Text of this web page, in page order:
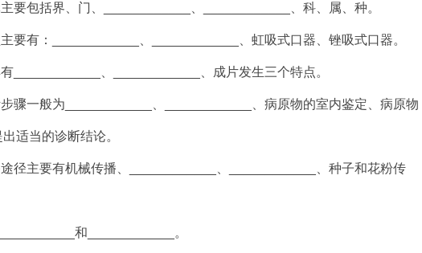
包括界、门、____________、____________、科、属、种。
有：____________、____________、虹吸式口器、锉吸式口器。
、____________、成片发生三个特点。
一般为____________、____________、病原物的室内鉴定、病原物
适当的诊断结论。
主要有机械传播、____________、____________、种子和花粉传
和____________。